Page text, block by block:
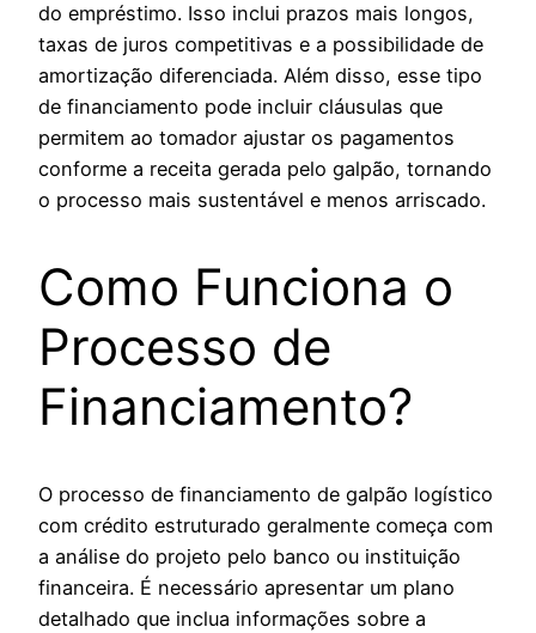
do empréstimo. Isso inclui prazos mais longos,
taxas de juros competitivas e a possibilidade de
amortização diferenciada. Além disso, esse tipo
de financiamento pode incluir cláusulas que
permitem ao tomador ajustar os pagamentos
conforme a receita gerada pelo galpão, tornando
o processo mais sustentável e menos arriscado.
Como Funciona o
Processo de
Financiamento?
O processo de financiamento de galpão logístico
com crédito estruturado geralmente começa com
a análise do projeto pelo banco ou instituição
financeira. É necessário apresentar um plano
detalhado que inclua informações sobre a